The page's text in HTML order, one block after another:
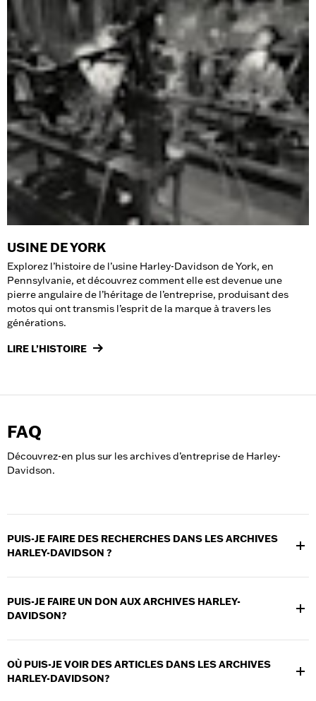
USINE DE YORK
Explorez l’histoire de l’usine Harley-Davidson de York, en
Pennsylvanie, et découvrez comment elle est devenue une
pierre angulaire de l’héritage de l’entreprise, produisant des
motos qui ont transmis l’esprit de la marque à travers les
générations.
LIRE L’HISTOIRE
FAQ
Découvrez-en plus sur les archives d’entreprise de Harley-
Davidson.
PUIS-JE FAIRE DES RECHERCHES DANS LES ARCHIVES
HARLEY-DAVIDSON ?
Non. Les archives Harley-Davidson sont des archives privées et
PUIS-JE FAIRE UN DON AUX ARCHIVES HARLEY-
DAVIDSON?
Si vous souhaitez offrir un article à la collection permanente de
donations@Harley-Davidson.comavec une description
détaillée de l’article ou des articles, des photographies de
OÙ PUIS-JE VOIR DES ARTICLES DANS LES ARCHIVES
HARLEY-DAVIDSON?